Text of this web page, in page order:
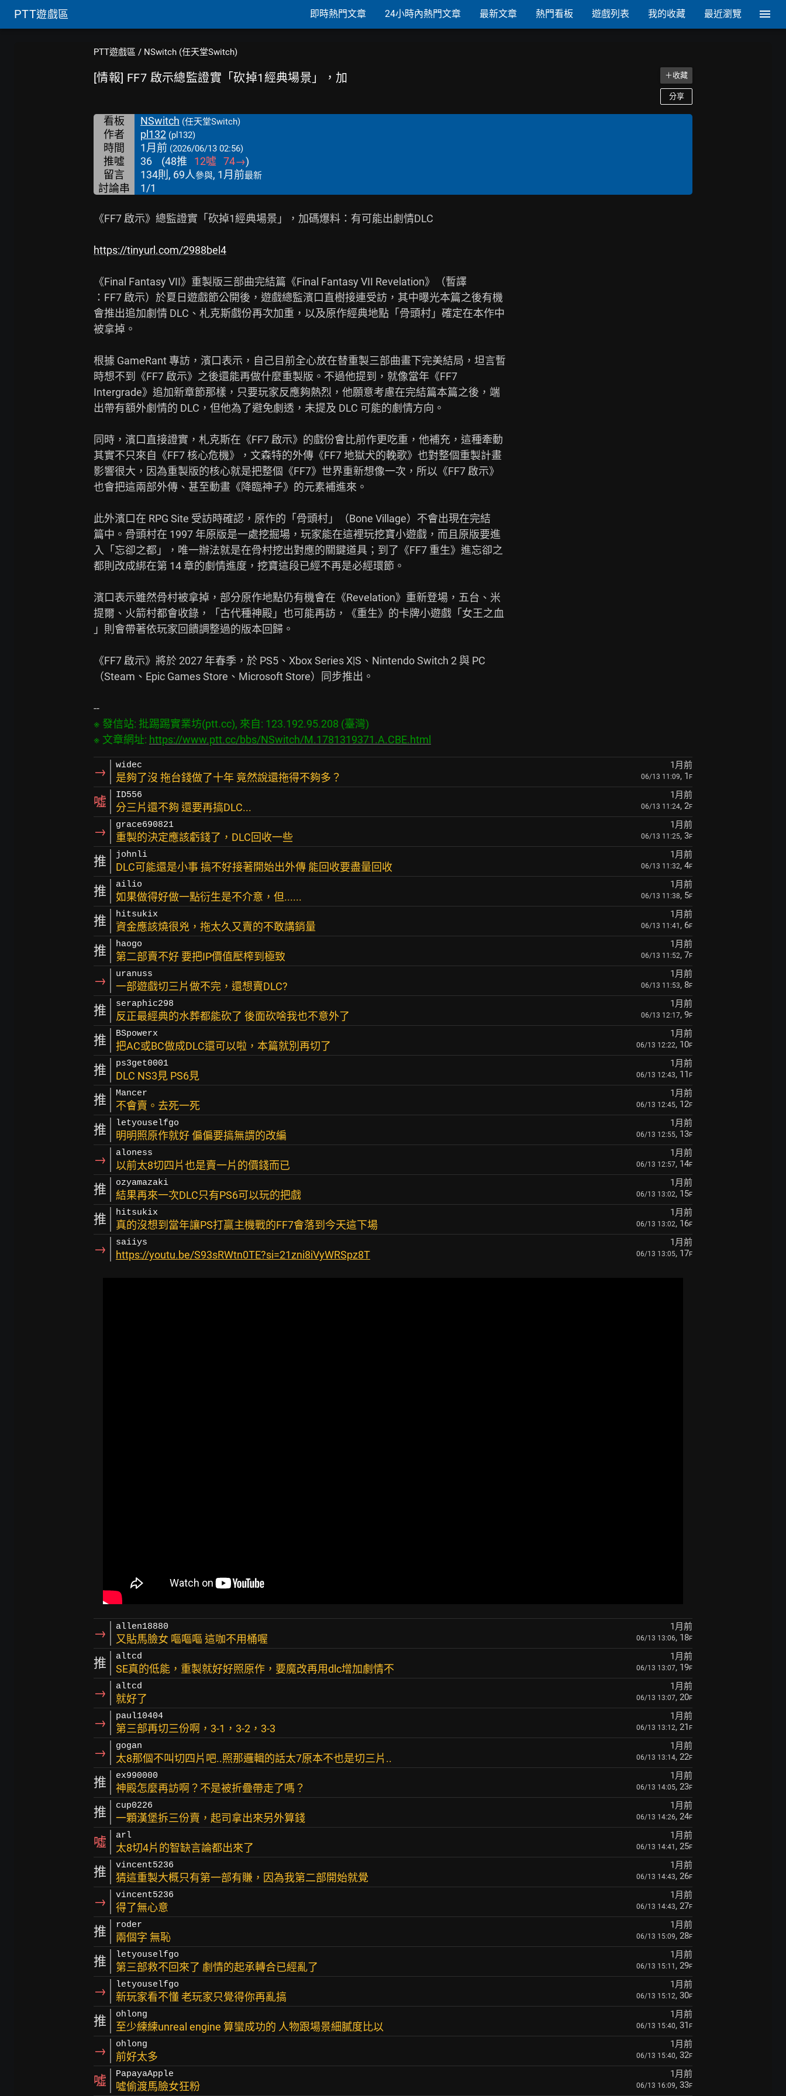
PTT遊戲區 即時熱門文章 24小時內熱門文章 最新文章 熱門看板 遊戲列表 我的收藏 最近瀏覽
PTT遊戲區 / NSwitch (任天堂Switch)
[情報] FF7 啟示總監證實「砍掉1經典場景」，加 ＋收藏
分享
看板 NSwitch (任天堂Switch)
作者 pl132 (pl132)
時間 1月前 (2026/06/13 02:56)
推噓 36 (48推 12噓 74→)
留言
134則, 69人參與, 1月前最新
討論串 1/1
《FF7 啟示》總監證實「砍掉1經典場景」，加碼爆料：有可能出劇情DLC
https://tinyurl.com/2988bel4
《Final Fantasy VII》重製版三部曲完結篇《Final Fantasy VII Revelation》（暫譯
：FF7 啟示）於夏日遊戲節公開後，遊戲總監濱口直樹接連受訪，其中曝光本篇之後有機
會推出追加劇情 DLC、札克斯戲份再次加重，以及原作經典地點「骨頭村」確定在本作中
被拿掉。
根據 GameRant 專訪，濱口表示，自己目前全心放在替重製三部曲畫下完美結局，坦言暫
時想不到《FF7 啟示》之後還能再做什麼重製版。不過他提到，就像當年《FF7
Intergrade》追加新章節那樣，只要玩家反應夠熱烈，他願意考慮在完結篇本篇之後，端
出帶有額外劇情的 DLC，但他為了避免劇透，未提及 DLC 可能的劇情方向。
同時，濱口直接證實，札克斯在《FF7 啟示》的戲份會比前作更吃重，他補充，這種牽動
其實不只來自《FF7 核心危機》，文森特的外傳《FF7 地獄犬的輓歌》也對整個重製計畫
影響很大，因為重製版的核心就是把整個《FF7》世界重新想像一次，所以《FF7 啟示》
也會把這兩部外傳、甚至動畫《降臨神子》的元素補進來。
此外濱口在 RPG Site 受訪時確認，原作的「骨頭村」（Bone Village）不會出現在完結
篇中。骨頭村在 1997 年原版是一處挖掘場，玩家能在這裡玩挖寶小遊戲，而且原版要進
入「忘卻之都」，唯一辦法就是在骨村挖出對應的關鍵道具；到了《FF7 重生》進忘卻之
都則改成綁在第 14 章的劇情進度，挖寶這段已經不再是必經環節。
濱口表示雖然骨村被拿掉，部分原作地點仍有機會在《Revelation》重新登場，五台、米
提爾、火箭村都會收錄，「古代種神殿」也可能再訪，《重生》的卡牌小遊戲「女王之血
」則會帶著依玩家回饋調整過的版本回歸。
《FF7 啟示》將於 2027 年春季，於 PS5、Xbox Series X|S、Nintendo Switch 2 與 PC
（Steam、Epic Games Store、Microsoft Store）同步推出。
※ 發信站: 批踢踢實業坊(ptt.cc), 來自: 123.192.95.208 (臺灣)
※ 文章網址: https://www.ptt.cc/bbs/NSwitch/M.1781319371.A.CBE.html
→ widec 1月前
是夠了沒 拖台錢做了十年 竟然說還拖得不夠多？ 06/13 11:09, 1 F
噓 ID556 1月前
分三片還不夠 還要再搞DLC... 06/13 11:24, 2F
→ grace690821 1月前
重製的決定應該虧錢了，DLC回收一些 06/13 11:25, 3F
推 johnli 1月前
DLC可能還是小事 搞不好接著開始出外傳 能回收要盡量回收 06/13 11:32, 4F
推 ailio 1月前
如果做得好做一點衍生是不介意，但...... 06/13 11:38, 5F
推 hitsukix 1月前
資金應該燒很兇，拖太久又賣的不敢講銷量 06/13 11:41 , 6F
推 haogo 1月前
第二部賣不好 要把IP價值壓榨到極致 06/13 11:52, 7F
→ uranuss 1月前
一部遊戲切三片做不完，還想賣DLC? 06/13 11:53, 8F
推 seraphic298 1月前
反正最經典的水葬都能砍了 後面砍啥我也不意外了 06/13 12:17, 9F
推 BSpowerx 1月前
把AC或BC做成DLC還可以啦，本篇就別再切了 06/13 12:22, 10F
推 ps3get0001 1月前
DLC NS3見 PS6見 06/13 12:43, 11 F
推 Mancer 1月前
不會賣。去死一死 06/13 12:45, 12F
推 letyouselfgo 1月前
明明照原作就好 偏偏要搞無謂的改編 06/13 12:55, 13F
→ aloness 1月前
以前太8切四片也是賣一片的價錢而已 06/13 12:57, 14F
推 ozyamazaki 1月前
結果再來一次DLC只有PS6可以玩的把戲 06/13 13:02, 15F
推 hitsukix 1月前
真的沒想到當年讓PS打贏主機戰的FF7會落到今天這下場 06/13 13:02, 16F
→ saiiys 1月前
https://youtu.be/S93sRWtn0TE?si=21zni8iVyWRSpz8T 06/13 13:05, 17F
→ allen18880 1月前
又貼馬臉女 嘔嘔嘔 這咖不用桶喔 06/13 13:06, 18F
推 altcd 1月前
SE真的低能，重製就好好照原作，要魔改再用dlc增加劇情不 06/13 13:07, 19F
→ altcd 1月前
就好了 06/13 13:07, 20F
→ paul10404 1月前
第三部再切三份啊，3-1，3-2，3-3 06/13 13:12, 21 F
→ gogan 1月前
太8那個不叫切四片吧..照那邏輯的話太7原本不也是切三片.. 06/13 13:14, 22F
推 ex990000 1月前
神殿怎麼再訪啊？不是被折疊帶走了嗎？ 06/13 14:05, 23F
推 cup0226 1月前
一顆漢堡拆三份賣，起司拿出來另外算錢 06/13 14:26, 24F
噓 arl 1月前
太8切4片的智缺言論都出來了 06/13 14:41 , 25F
推 vincent5236 1月前
猜這重製大概只有第一部有賺，因為我第二部開始就覺 06/13 14:43, 26F
→ vincent5236 1月前
得了無心意 06/13 14:43, 27F
推 roder 1月前
兩個字 無恥 06/13 15:09, 28F
推 letyouselfgo 1月前
第三部救不回來了 劇情的起承轉合已經亂了 06/13 15:11 , 29F
→ letyouselfgo 1月前
新玩家看不懂 老玩家只覺得你再亂搞 06/13 15:12, 30F
推 ohlong 1月前
至少練練unreal engine 算蠻成功的 人物跟場景細膩度比以 06/13 15:40, 31 F
→ ohlong 1月前
前好太多 06/13 15:40, 32F
噓 PapayaApple 1月前
噓偷渡馬臉女狂粉 06/13 16:09, 33F